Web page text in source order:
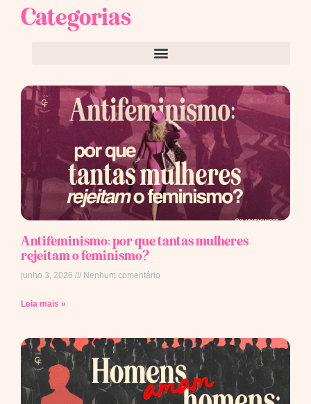
Categorias
Antifeminismo: por que tantas mulheres
rejeitam o feminismo?
junho 3, 2026 Nenhum comentário
Leia mais »